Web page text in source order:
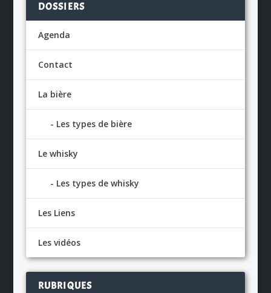
DOSSIERS
Agenda
Contact
La bière
Les types de bière
Le whisky
Les types de whisky
Les Liens
Les vidéos
RUBRIQUES